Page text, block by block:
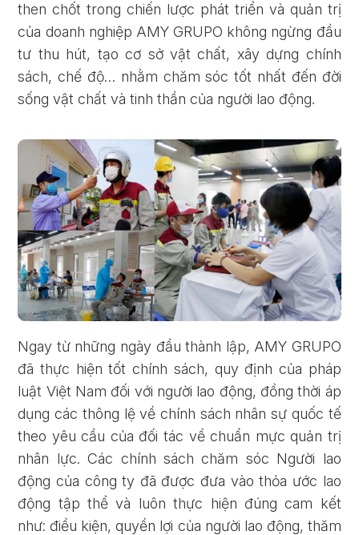
then chốt trong chiến lược phát triển và quản trị
của doanh nghiệp AMY GRUPO không ngừng đầu
tư thu hút, tạo cơ sở vật chất, xây dựng chính
sách, chế độ… nhằm chăm sóc tốt nhất đến đời
sống vật chất và tinh thần của người lao động.
Ngay từ những ngày đầu thành lập, AMY GRUPO
đã thực hiện tốt chính sách, quy định của pháp
luật Việt Nam đối với người lao động, đồng thời áp
dụng các thông lệ về chính sách nhân sự quốc tế
theo yêu cầu của đối tác về chuẩn mực quản trị
nhân lực. Các chính sách chăm sóc Người lao
động của công ty đã được đưa vào thỏa ước lao
động tập thể và luôn thực hiện đúng cam kết
như: điều kiện, quyền lợi của người lao động, thăm